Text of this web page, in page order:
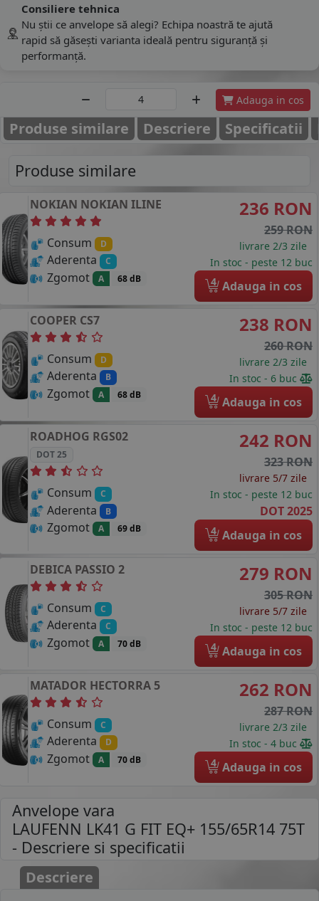
Consiliere tehnica
Nu știi ce anvelope să alegi? Echipa noastră te ajută
rapid să găsești varianta ideală pentru siguranță și
performanță.
Adauga in cos
Produse similare Descriere Specificatii
Produse similare
NOKIAN NOKIAN ILINE
Consum D
Aderenta C
Zgomot A 68 dB
236 RON
259 RON
livrare 2/3 zile
In stoc - peste 12 buc
4 Adauga in cos
COOPER CS7
Consum D
Aderenta B
Zgomot A 68 dB
238 RON
260 RON
livrare 2/3 zile
In stoc - 6 buc
4 Adauga in cos
ROADHOG RGS02
DOT 25
Consum C
Aderenta B
Zgomot A 69 dB
242 RON
323 RON
livrare 5/7 zile
In stoc - peste 12 buc
DOT 2025
4 Adauga in cos
DEBICA PASSIO 2
Consum C
Aderenta C
Zgomot A 70 dB
279 RON
305 RON
livrare 5/7 zile
In stoc - peste 12 buc
4 Adauga in cos
MATADOR HECTORRA 5
Consum C
Aderenta D
Zgomot A 70 dB
262 RON
287 RON
livrare 2/3 zile
In stoc - 4 buc
4 Adauga in cos
Anvelope vara
LAUFENN LK41 G FIT EQ+ 155/65R14 75T
- Descriere si specificatii
Descriere